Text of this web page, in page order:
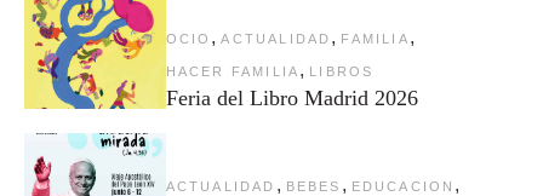
OCIO , ACTUALIDAD , FAMILIA ,
HACER FAMILIA , LIBROS
Feria del Libro Madrid 2026
ACTUALIDAD , BEBES , EDUCACION ,